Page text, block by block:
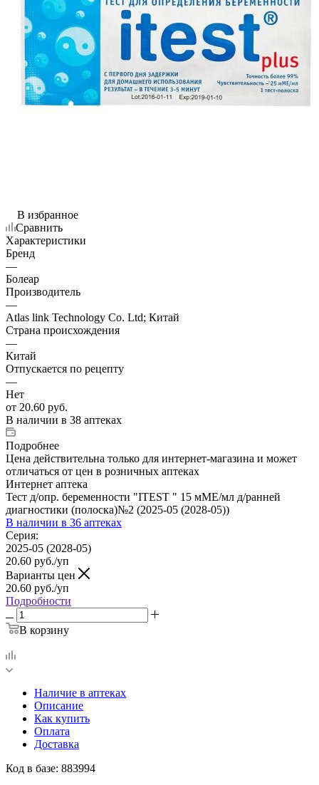
В избранное
Сравнить
Характеристики
Бренд
—
Болеар
Производитель
—
Atlas link Technology Co. Ltd; Китай
Страна происхождения
—
Китай
Отпускается по рецепту
—
Нет
от 20.60 руб.
В наличии в 38 аптеках
Подробнее
Цена действительна только для интернет-магазина и может
отличаться от цен в розничных аптеках
Интернет аптека
Тест д/опр. беременности "ITEST " 15 мМЕ/мл д/ранней
диагностики (полоска)№2 (2025-05 (2028-05))
В наличии в 36 аптеках
Серия:
2025-05 (2028-05)
20.60 руб./уп
Варианты цен
20.60 руб./уп
Подробности
В корзину
Наличие в аптеках
Описание
Как купить
Оплата
Доставка
Код в базе: 883994